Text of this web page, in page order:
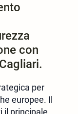
con
per
europee. Il
il principale